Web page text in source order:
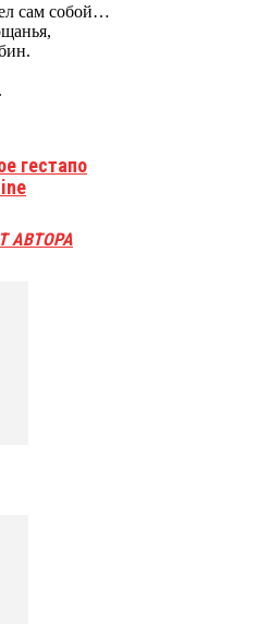
сам собой…
гестапо
АВТОРА